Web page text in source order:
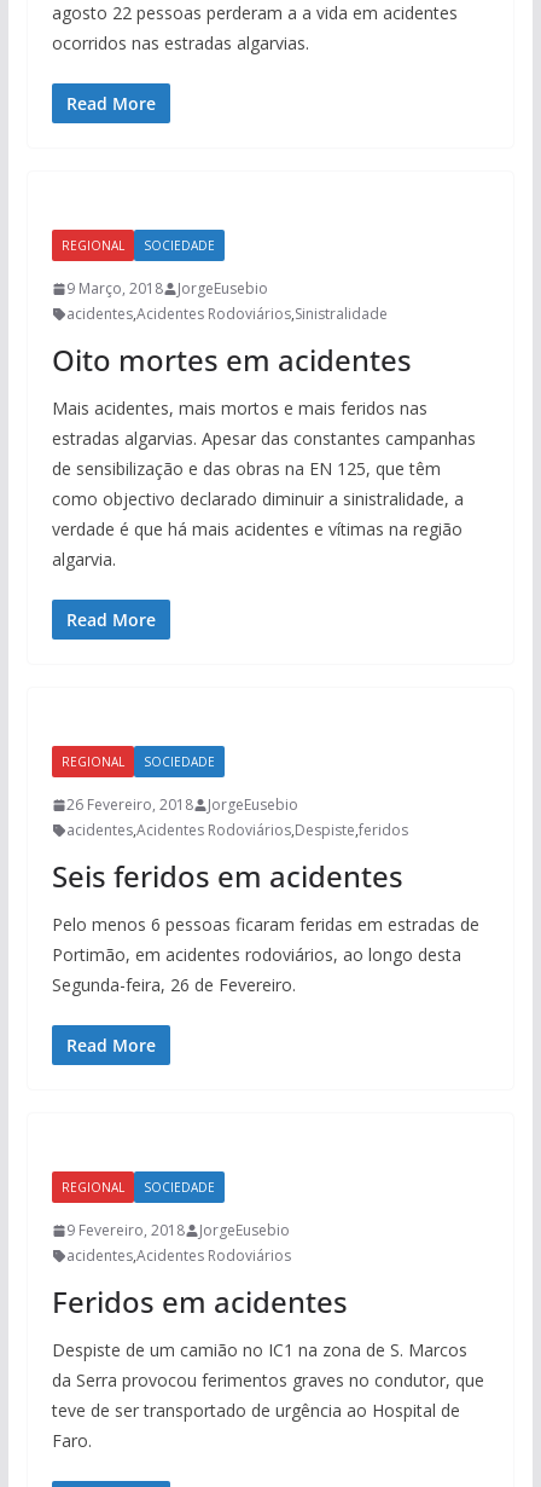
agosto 22 pessoas perderam a a vida em acidentes
ocorridos nas estradas algarvias.
Read More
REGIONAL SOCIEDADE
9 Março, 2018
JorgeEusebio
acidentes,Acidentes Rodoviários,Sinistralidade
Oito mortes em acidentes
Mais acidentes, mais mortos e mais feridos nas
estradas algarvias. Apesar das constantes campanhas
de sensibilização e das obras na EN 125, que têm
como objectivo declarado diminuir a sinistralidade, a
verdade é que há mais acidentes e vítimas na região
algarvia.
Read More
REGIONAL SOCIEDADE
26 Fevereiro, 2018
JorgeEusebio
acidentes,Acidentes Rodoviários,Despiste,feridos
Seis feridos em acidentes
Pelo menos 6 pessoas ficaram feridas em estradas de
Portimão, em acidentes rodoviários, ao longo desta
Segunda-feira, 26 de Fevereiro.
Read More
REGIONAL SOCIEDADE
9 Fevereiro, 2018
JorgeEusebio
acidentes,Acidentes Rodoviários
Feridos em acidentes
Despiste de um camião no IC1 na zona de S. Marcos
da Serra provocou ferimentos graves no condutor, que
teve de ser transportado de urgência ao Hospital de
Faro.